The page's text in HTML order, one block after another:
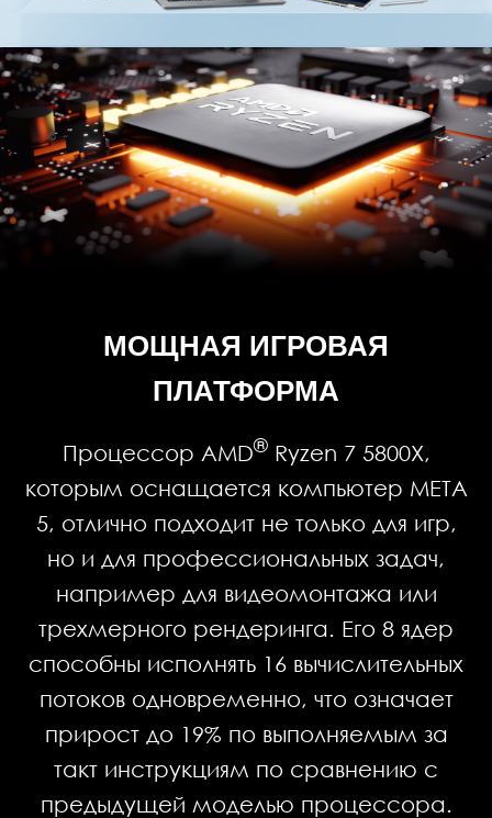
МОЩНАЯ ИГРОВАЯ
ПЛАТФОРМА
Процессор AMD®Ryzen 7 5800X,
которым оснащается компьютер META
5, отлично подходит не только для игр,
но и для профессиональных задач,
например для видеомонтажа или
трехмерного рендеринга. Его 8 ядер
способны исполнять 16 вычислительных
потоков одновременно, что означает
прирост до 19% по выполняемым за
такт инструкциям по сравнению с
предыдущей моделью процессора.